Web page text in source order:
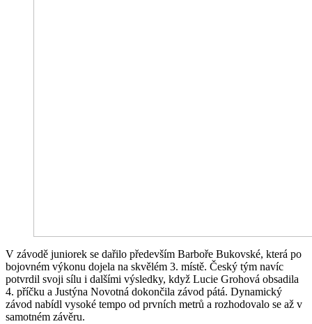
V závodě juniorek se dařilo především Barboře Bukovské, která po
bojovném výkonu dojela na skvělém 3. místě. Český tým navíc
potvrdil svoji sílu i dalšími výsledky, když Lucie Grohová obsadila
4. příčku a Justýna Novotná dokončila závod pátá. Dynamický
závod nabídl vysoké tempo od prvních metrů a rozhodovalo se až v
samotném závěru.